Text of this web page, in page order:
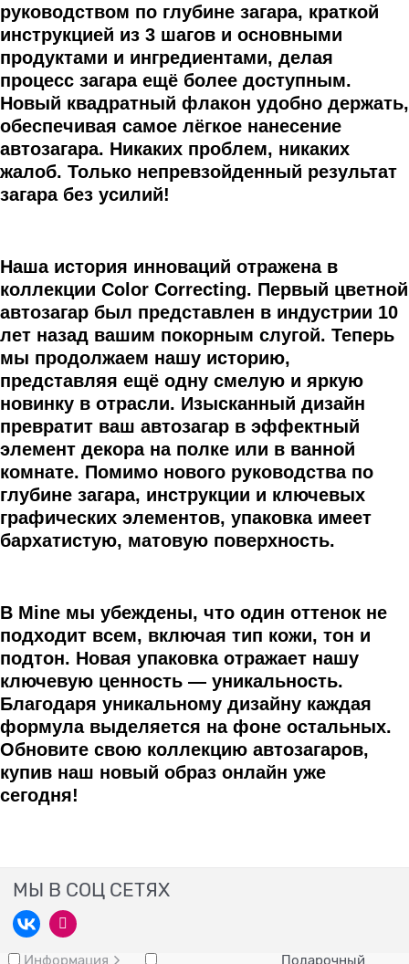
руководством по глубине загара, краткой
инструкцией из 3 шагов и основными
продуктами и ингредиентами, делая
процесс загара ещё более доступным.
Новый квадратный флакон удобно держать,
обеспечивая самое лёгкое нанесение
автозагара. Никаких проблем, никаких
жалоб. Только непревзойденный результат
загара без усилий!
Наша история инноваций отражена в
коллекции Color Correcting. Первый цветной
автозагар был представлен в индустрии 10
лет назад вашим покорным слугой. Теперь
мы продолжаем нашу историю,
представляя ещё одну смелую и яркую
новинку в отрасли. Изысканный дизайн
превратит ваш автозагар в эффектный
элемент декора на полке или в ванной
комнате. Помимо нового руководства по
глубине загара, инструкции и ключевых
графических элементов, упаковка имеет
бархатистую, матовую поверхность.
В Mine мы убеждены, что один оттенок не
подходит всем, включая тип кожи, тон и
подтон. Новая упаковка отражает нашу
ключевую ценность — уникальность.
Благодаря уникальному дизайну каждая
формула выделяется на фоне остальных.
Обновите свою коллекцию автозагаров,
купив наш новый образ онлайн уже
сегодня!
МЫ В СОЦ СЕТЯХ
Информация Подарочный